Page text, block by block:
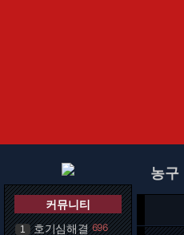
커뮤니티
1 호기심해결 696
농구